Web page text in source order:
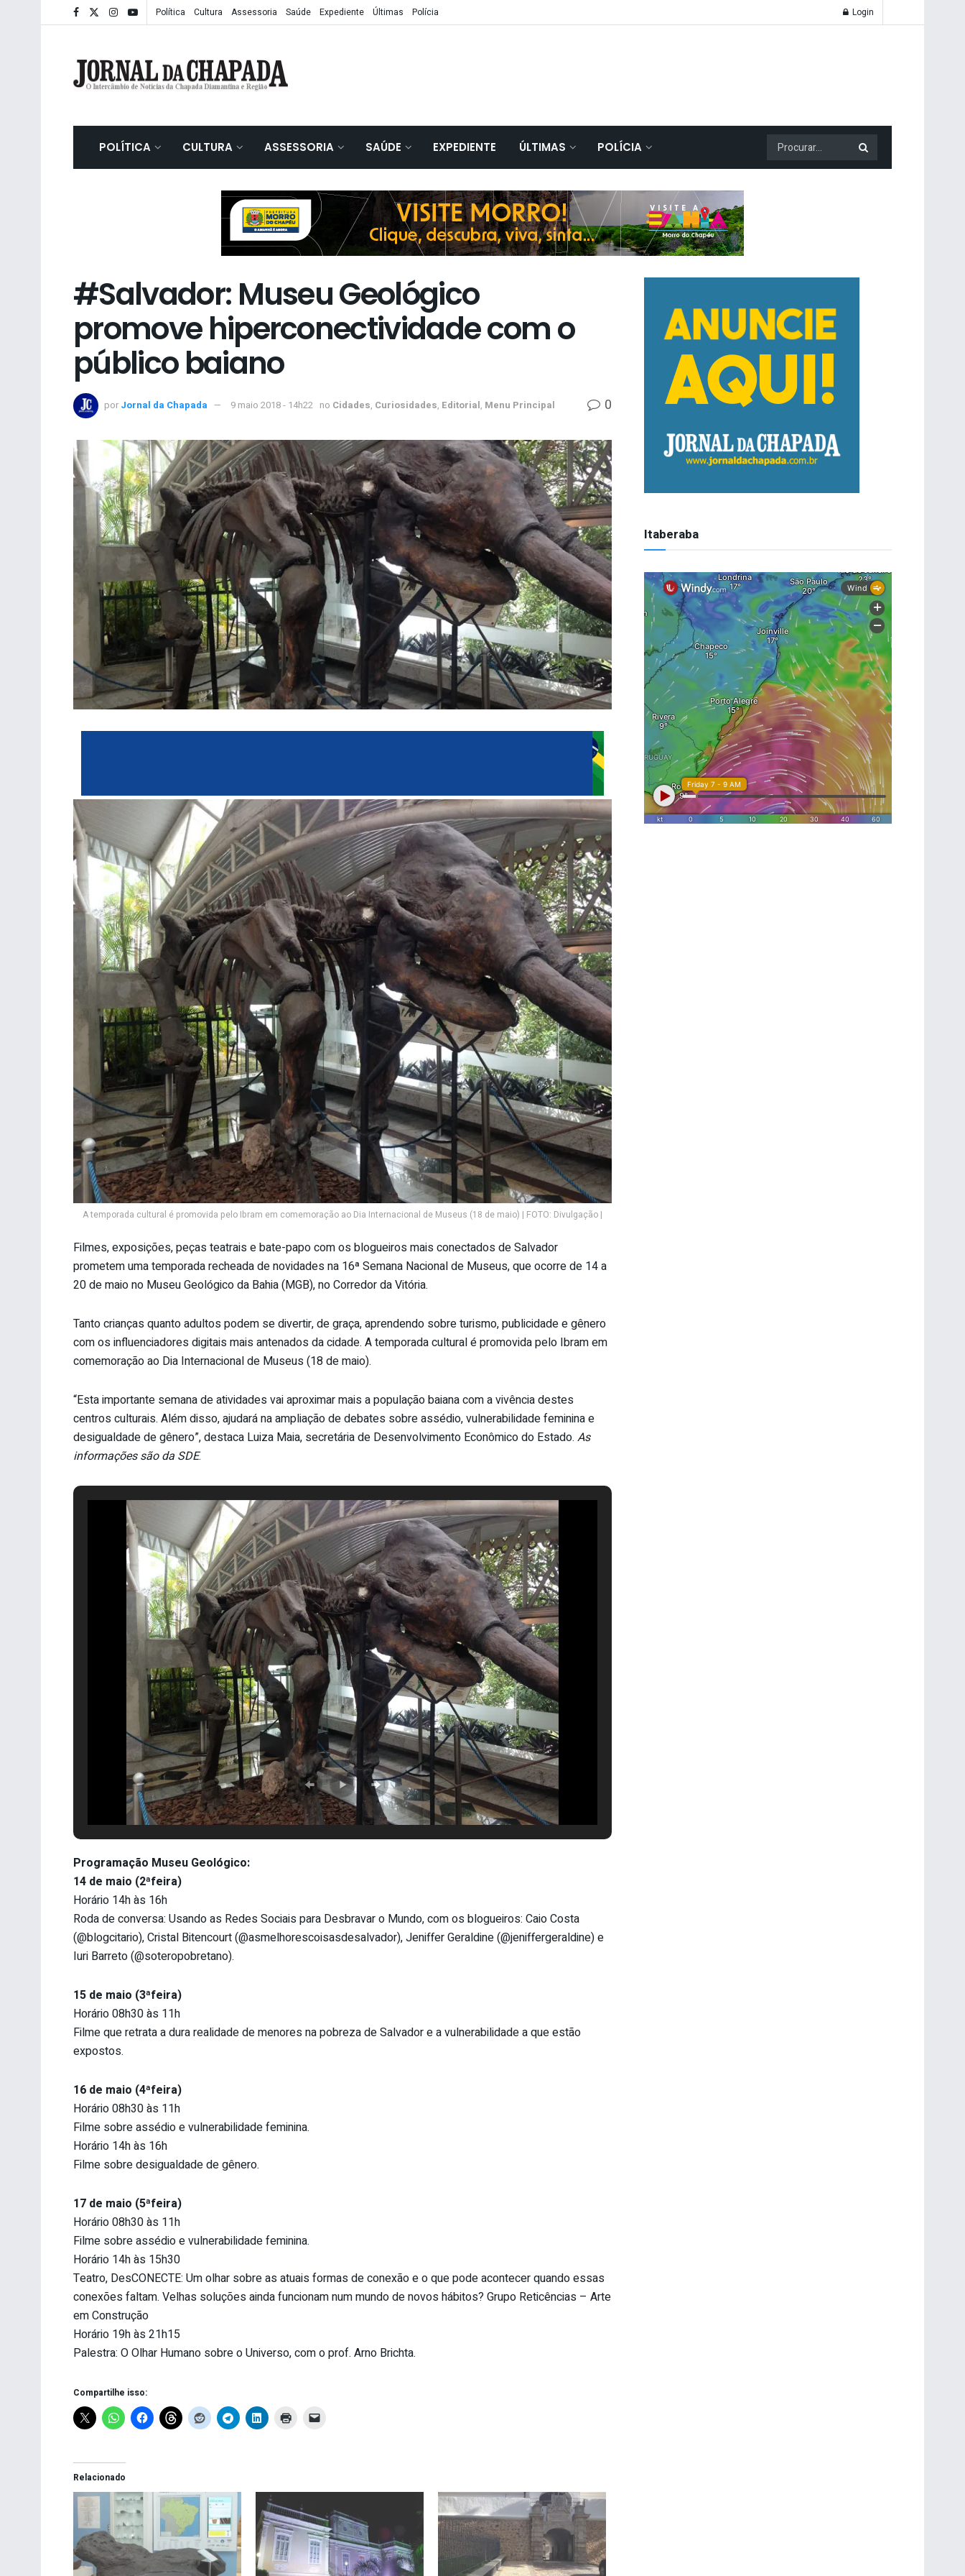
Política Cultura Assessoria Saúde Expediente Últimas Polícia Login
POLÍTICA CULTURA ASSESSORIA SAÚDE EXPEDIENTE ÚLTIMAS POLÍCIA
#Salvador: Museu Geológico
promove hiperconectividade com o
público baiano
por Jornal da Chapada 9 maio 2018 - 14h22 no Cidades, Curiosidades, Editorial, Menu Principal 0
A temporada cultural é promovida pelo Ibram em comemoração ao Dia Internacional de Museus (18 de maio) | FOTO: Divulgação |
Filmes, exposições, peças teatrais e bate-papo com os blogueiros mais conectados de Salvador
prometem uma temporada recheada de novidades na 16ª Semana Nacional de Museus, que ocorre de 14 a
20 de maio no Museu Geológico da Bahia (MGB), no Corredor da Vitória.
Tanto crianças quanto adultos podem se divertir, de graça, aprendendo sobre turismo, publicidade e gênero
com os influenciadores digitais mais antenados da cidade. A temporada cultural é promovida pelo Ibram em
comemoração ao Dia Internacional de Museus (18 de maio).
“Esta importante semana de atividades vai aproximar mais a população baiana com a vivência destes
centros culturais. Além disso, ajudará na ampliação de debates sobre assédio, vulnerabilidade feminina e
desigualdade de gênero”, destaca Luiza Maia, secretária de Desenvolvimento Econômico do Estado. As
informações são da SDE.
Programação Museu Geológico:
14 de maio (2ªfeira)
Horário 14h às 16h
Roda de conversa: Usando as Redes Sociais para Desbravar o Mundo, com os blogueiros: Caio Costa
(@blogcitario), Cristal Bitencourt (@asmelhorescoisasdesalvador), Jeniffer Geraldine (@jeniffergeraldine) e
Iuri Barreto (@soteropobretano).
15 de maio (3ªfeira)
Horário 08h30 às 11h
Filme que retrata a dura realidade de menores na pobreza de Salvador e a vulnerabilidade a que estão
expostos.
16 de maio (4ªfeira)
Horário 08h30 às 11h
Filme sobre assédio e vulnerabilidade feminina.
Horário 14h às 16h
Filme sobre desigualdade de gênero.
17 de maio (5ªfeira)
Horário 08h30 às 11h
Filme sobre assédio e vulnerabilidade feminina.
Horário 14h às 15h30
Teatro, DesCONECTE: Um olhar sobre as atuais formas de conexão e o que pode acontecer quando essas
conexões faltam. Velhas soluções ainda funcionam num mundo de novos hábitos? Grupo Reticências – Arte
em Construção
Horário 19h às 21h15
Palestra: O Olhar Humano sobre o Universo, com o prof. Arno Brichta.
Compartilhe isso:
Relacionado
Itaberaba